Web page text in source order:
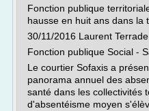
Fonction publique
hausse en huit ans dans la
30/11/2016 Laurent Terrade
Fonction publique Social -
Le courtier Sofaxis a
panorama annuel des
santé dans les collectivités
d'absentéisme moyen